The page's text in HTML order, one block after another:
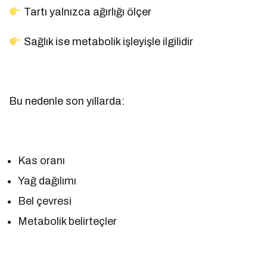
Tartı yalnızca ağırlığı ölçer
Sağlık ise metabolik işleyişle ilgilidir
Bu nedenle son yıllarda:
Kas oranı
Yağ dağılımı
Bel çevresi
Metabolik belirteçler